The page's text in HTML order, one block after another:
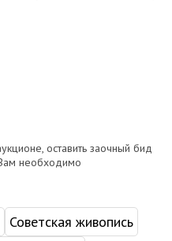
оставить заочный бид
необходимо
Советская живопись